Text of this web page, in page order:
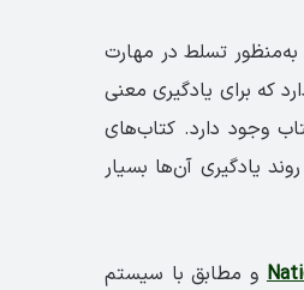
تسلط در مهارت
که برای یادگیری معنی
وجود دارد. کتاب‌های
یادگیری آن‌ها بسیار
و مطابق با سيستم